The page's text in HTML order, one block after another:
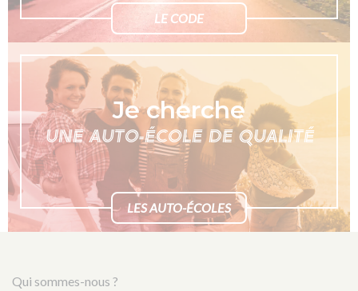
LE CODE
Je cherche
UNE AUTO-ÉCOLE DE QUALITÉ
LES AUTO-ÉCOLES
Qui sommes-nous ?